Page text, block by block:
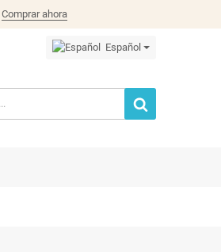
Comprar ahora
Español